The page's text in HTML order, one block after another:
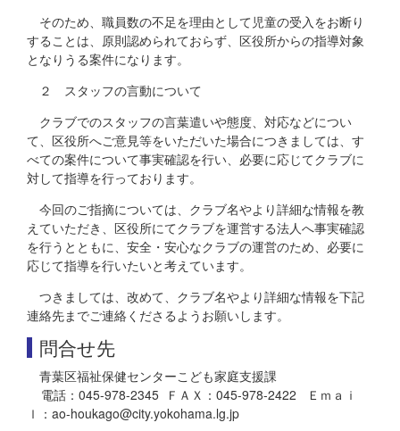
そのため、職員数の不足を理由として児童の受入をお断り
することは、原則認められておらず、区役所からの指導対象
となりうる案件になります。
２ スタッフの言動について
クラブでのスタッフの言葉遣いや態度、対応などについ
て、区役所へご意見等をいただいた場合につきましては、す
べての案件について事実確認を行い、必要に応じてクラブに
対して指導を行っております。
今回のご指摘については、クラブ名やより詳細な情報を教
えていただき、区役所にてクラブを運営する法人へ事実確認
を行うとともに、安全・安心なクラブの運営のため、必要に
応じて指導を行いたいと考えています。
つきましては、改めて、クラブ名やより詳細な情報を下記
連絡先までご連絡くださるようお願いします。
問合せ先
青葉区福祉保健センターこども家庭支援課
電話：045-978-2345 ＦＡＸ：045-978-2422 Ｅｍａｉ
ｌ：ao-houkago@city.yokohama.lg.jp